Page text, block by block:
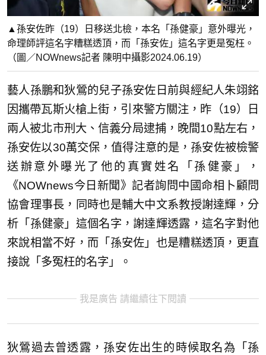
▲孫安佐昨（19）日移送北檢，本名「孫健豪」意外曝光，
命理師評這名字糟糕透頂，而「孫安佐」這名字更是冤枉。
（圖／NOWnews記者 陳明中攝影2024.06.19）
藝人孫鵬和狄鶯的兒子孫安佐日前與經紀人朱翊銘
因攜帶瓦斯火槍上街，引來警方關注，昨（19）日
兩人被北市刑大、信義分局逮捕，晚間10點左右，
孫安佐以30萬交保，值得注意的是，孫安佐被檢警
送辦意外曝光了他的真實姓名「孫健豪」，
《NOWnews今日新聞》記者詢問中國命相卜顧問
協會理事長，同時也是輔大中文系教授謝達輝，分
析「孫健豪」這個名字，謝達輝透露，這名字對他
來說相當不好，而「孫安佐」也是糟糕透頂，更直
接說「多冤枉的名字」。
我是廣告 請繼續往下閱讀
狄鶯過去曾透露，孫安佐出生的時候取名為「孫